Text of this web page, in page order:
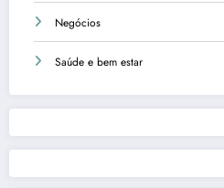
Negócios
Saúde e bem estar